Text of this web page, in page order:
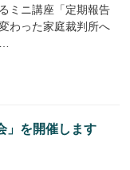
ミニ講座「定期報告
わった家庭裁判所へ
」を開催します